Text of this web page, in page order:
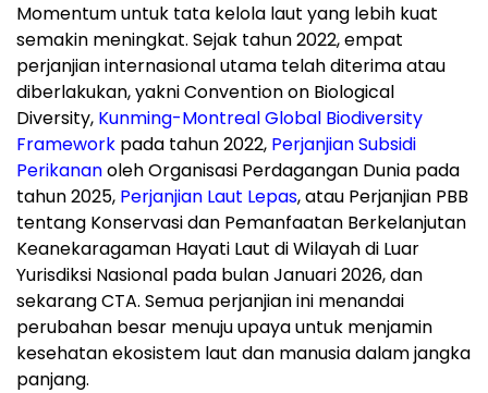
Momentum untuk tata kelola laut yang lebih kuat
semakin meningkat. Sejak tahun 2022, empat
perjanjian internasional utama telah diterima atau
diberlakukan, yakni Convention on Biological
Diversity, Kunming-Montreal Global Biodiversity
Framework pada tahun 2022, Perjanjian Subsidi
Perikananoleh Organisasi Perdagangan Dunia pada
tahun 2025, Perjanjian Laut Lepas, atau Perjanjian PBB
tentang Konservasi dan Pemanfaatan Berkelanjutan
Keanekaragaman Hayati Laut di Wilayah di Luar
Yurisdiksi Nasional pada bulan Januari 2026, dan
sekarang CTA. Semua perjanjian ini menandai
perubahan besar menuju upaya untuk menjamin
kesehatan ekosistem laut dan manusia dalam jangka
panjang.